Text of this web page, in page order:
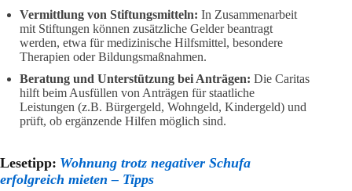
Vermittlung von Stiftungsmitteln: In Zusammenarbeit
mit Stiftungen können zusätzliche Gelder beantragt
werden, etwa für medizinische Hilfsmittel, besondere
Therapien oder Bildungsmaßnahmen.
Beratung und Unterstützung bei Anträgen: Die Caritas
hilft beim Ausfüllen von Anträgen für staatliche
Leistungen (z.B. Bürgergeld, Wohngeld, Kindergeld) und
prüft, ob ergänzende Hilfen möglich sind.
Lesetipp: Wohnung trotz negativer Schufa
erfolgreich mieten – Tipps